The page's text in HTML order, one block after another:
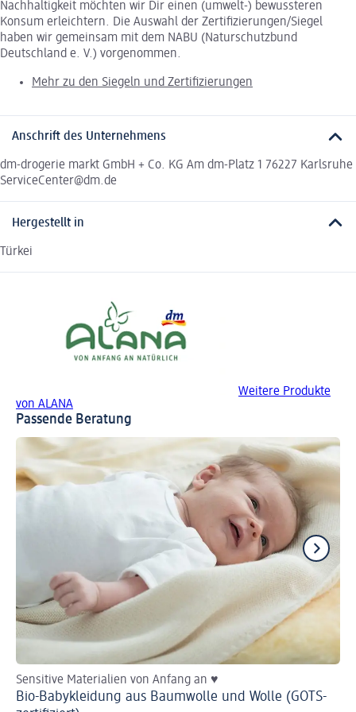
Nachhaltigkeit möchten wir Dir einen (umwelt-) bewussteren
Konsum erleichtern. Die Auswahl der Zertifizierungen/Siegel
haben wir gemeinsam mit dem NABU (Naturschutzbund
Deutschland e. V.) vorgenommen.
Mehr zu den Siegeln und Zertifizierungen
Anschrift des Unternehmens
dm-drogerie markt GmbH + Co. KG Am dm-Platz 1 76227 Karlsruhe
ServiceCenter@dm.de
Hergestellt in
Türkei
Weitere Produkte
von ALANA
Passende Beratung
Sensitive Materialien von Anfang an ♥
Bio-Babykleidung aus Baumwolle und Wolle (GOTS-